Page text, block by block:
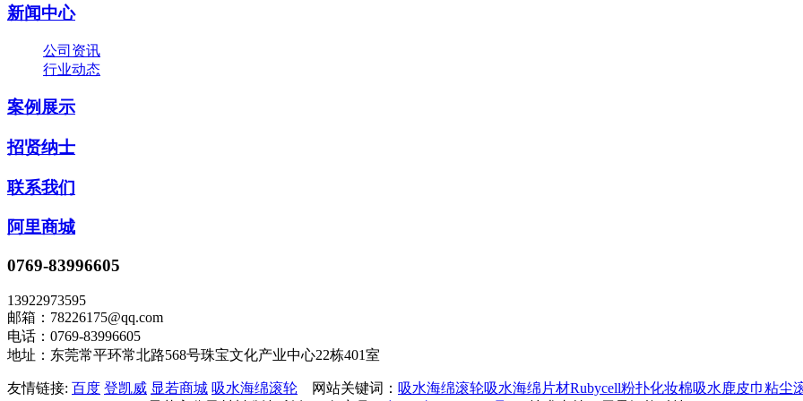
新闻中心
公司资讯
行业动态
案例展示
招贤纳士
联系我们
阿里商城
0769-83996605
13922973595
邮箱：78226175@qq.com
电话：0769-83996605
地址：东莞常平环常北路568号珠宝文化产业中心22栋401室
友情链接: 百度 登凯威 显若商城 吸水海绵滚轮 网站关键词： 吸水海绵滚轮吸水海绵片材Rubycell粉扑化妆棉吸水鹿皮巾粘尘